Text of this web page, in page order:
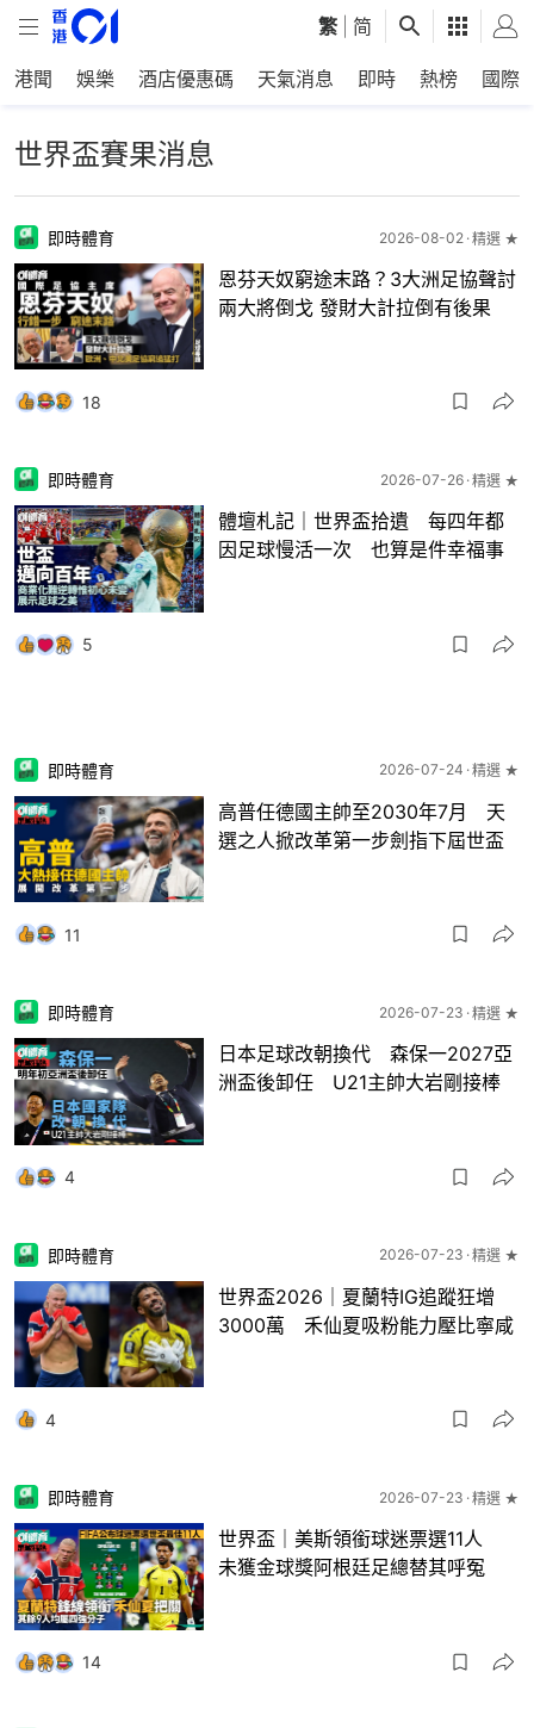
繁 简
港聞 娛樂 酒店優惠碼 天氣消息 即時 熱榜 國際
世界盃賽果消息
即時體育 2026-08-02 精選 ★
恩芬天奴窮途末路？3大洲足協聲討
兩大將倒戈 發財大計拉倒有後果
18
即時體育 2026-07-26 精選 ★
體壇札記｜世界盃拾遺 每四年都
因足球慢活一次 也算是件幸福事
5
即時體育 2026-07-24 精選 ★
高普任德國主帥至2030年7月 天
選之人掀改革第一步劍指下屆世盃
11
即時體育 2026-07-23 精選 ★
日本足球改朝換代 森保一2027亞
洲盃後卸任 U21主帥大岩剛接棒
4
即時體育 2026-07-23 精選 ★
世界盃2026｜夏蘭特IG追蹤狂增
3000萬 禾仙夏吸粉能力壓比寧咸
4
即時體育 2026-07-23 精選 ★
世界盃｜美斯領銜球迷票選11人
未獲金球獎阿根廷足總替其呼冤
14